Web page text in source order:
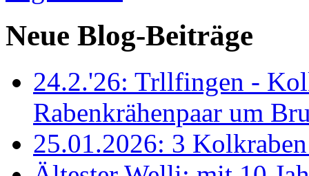
Neue Blog-Beiträge
24.2.'26: Trllfingen -
Rabenkrähenpaar um
25.01.2026: 3